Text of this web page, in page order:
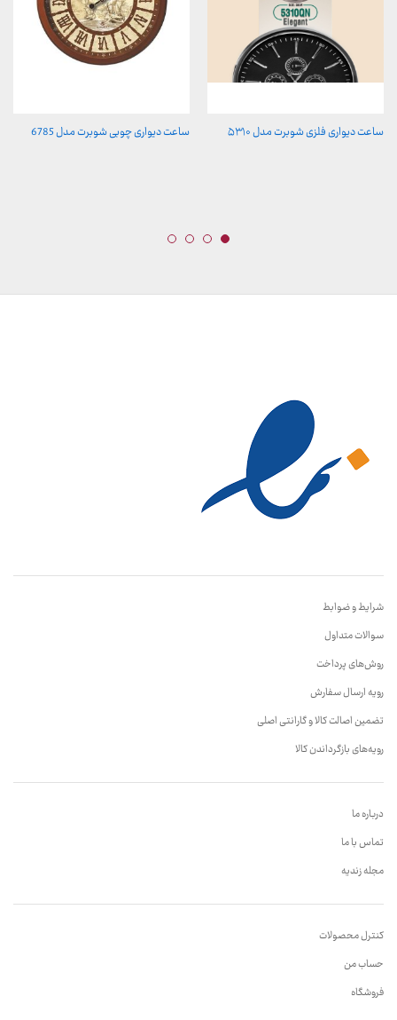
ساعت دیواری فلزی شوبرت مدل ۵۳۱۰ ساعت دیواری چوبی شوبرت مدل 6785
شرایط و ضوابط
سوالات متداول
روش‌های پرداخت
رویه ارسال سفارش
تضمین اصالت کالا و گارانتی اصلی
رویه‌های بازگرداندن کالا
درباره ما
تماس با ما
مجله زندیه
کنترل محصولات
حساب من
فروشگاه